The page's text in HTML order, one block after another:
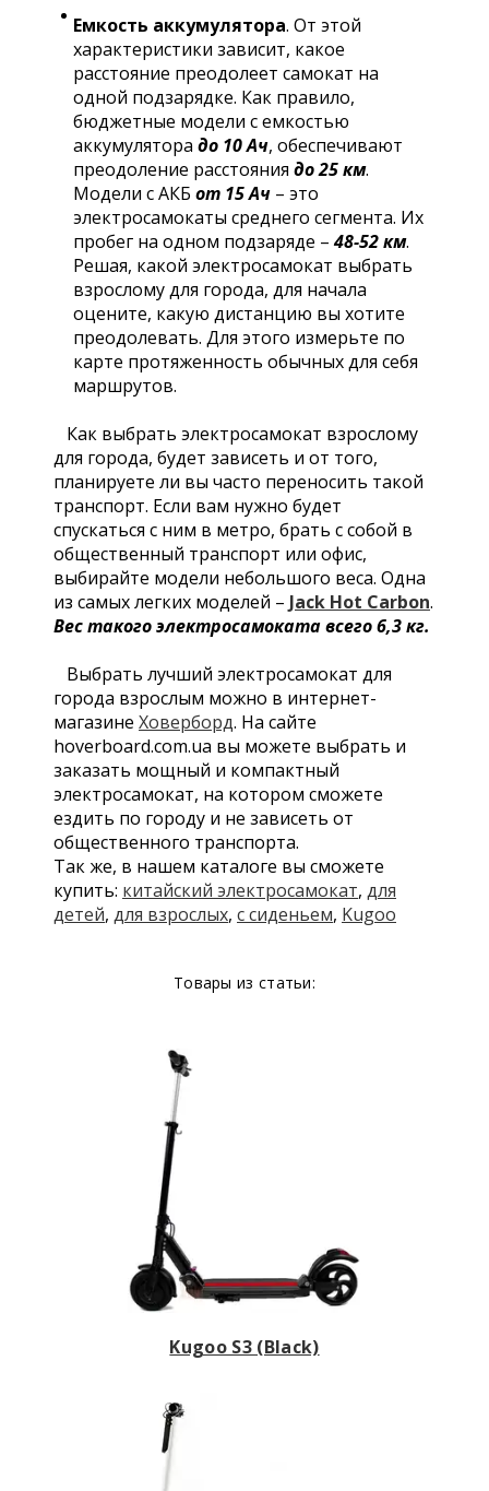
Емкость аккумулятора. От этой
характеристики зависит, какое
расстояние преодолеет самокат на
одной подзарядке. Как правило,
бюджетные модели с емкостью
аккумулятора до 10 Ач, обеспечивают
преодоление расстояния до 25 км.
Модели с АКБ от 15 Ач – это
электросамокаты среднего сегмента. Их
пробег на одном подзаряде –48-52 км.
Решая, какой электросамокат выбрать
взрослому для города, для начала
оцените, какую дистанцию вы хотите
преодолевать. Для этого измерьте по
карте протяженность обычных для себя
маршрутов.
Как выбрать электросамокат взрослому
для города, будет зависеть и от того,
планируете ли вы часто переносить такой
транспорт. Если вам нужно будет
спускаться с ним в метро, брать с собой в
общественный транспорт или офис,
выбирайте модели небольшого веса. Одна
из самых легких моделей – Jack Hot Carbon.
Вес такого электросамоката всего 6,3 кг.
Выбрать лучший электросамокат для
города взрослым можно в интернет-
магазине Ховерборд. На сайте
hoverboard.com.ua вы можете выбрать и
заказать мощный и компактный
электросамокат, на котором сможете
ездить по городу и не зависеть от
общественного транспорта.
Так же, в нашем каталоге вы сможете
купить: китайский электросамокат, для
детей, для взрослых, с сиденьем, Kugoo
Товары из статьи:
Kugoo S3 (Black)